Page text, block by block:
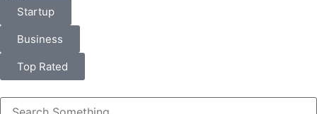
Startup
Business
Top Rated